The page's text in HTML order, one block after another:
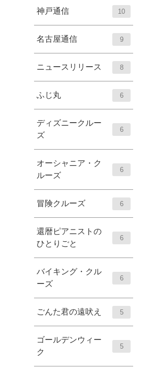
神戸通信 10
名古屋通信 9
ニュースリリース 8
ふじ丸 6
ディズニークルー
ズ
6
オーシャニア・ク
ルーズ
6
冒険クルーズ 6
還暦ピアニストの
ひとりごと
6
バイキング・クル
ーズ
6
ごんた君の遠吠え 5
ゴールデンウィー
ク
5